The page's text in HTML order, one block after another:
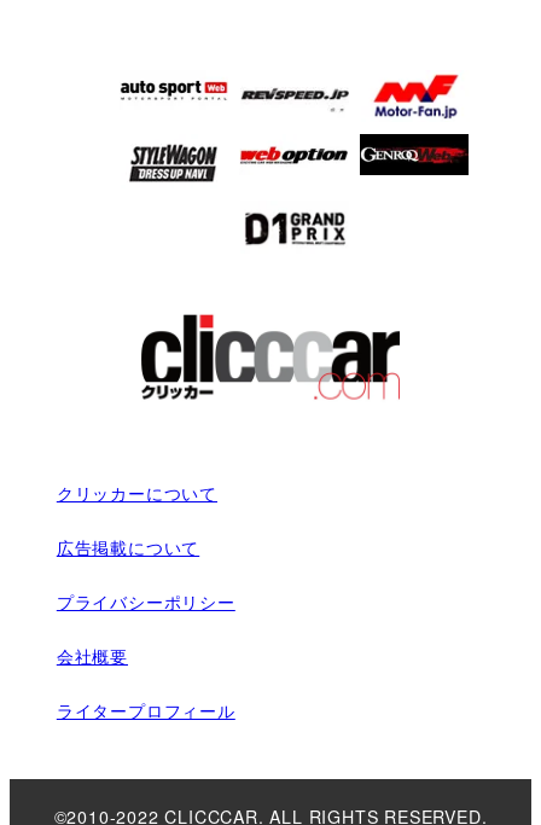
クリッカーについて
広告掲載について
プライバシーポリシー
会社概要
ライタープロフィール
©2010-2022 CLICCCAR. ALL RIGHTS RESERVED.